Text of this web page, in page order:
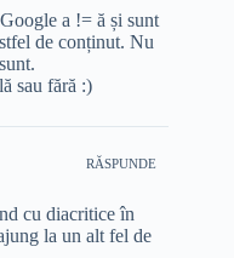
a != ă și sunt
de conținut. Nu
sau fără :)
RĂSPUNDE
cu diacritice în
la un alt fel de